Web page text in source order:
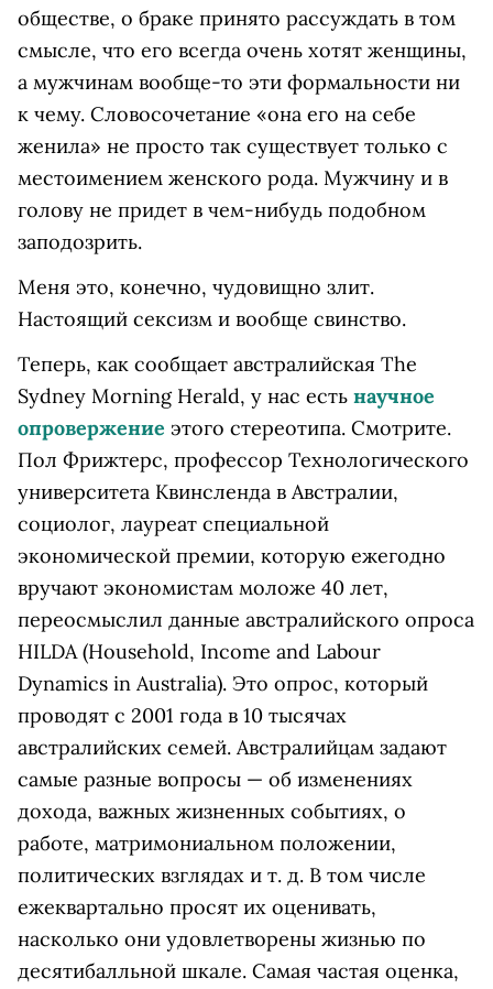
обществе, о браке принято рассуждать в том
смысле, что его всегда очень хотят женщины,
а мужчинам вообще-то эти формальности ни
к чему. Словосочетание «она его на себе
женила» не просто так существует только с
местоимением женского рода. Мужчину и в
голову не придет в чем-нибудь подобном
заподозрить.
Меня это, конечно, чудовищно злит.
Настоящий сексизм и вообще свинство.
Теперь, как сообщает австралийская The
Sydney Morning Herald, у нас есть научное
опровержение этого стереотипа. Смотрите.
Пол Фрижтерс, профессор Технологического
университета Квинсленда в Австралии,
социолог, лауреат специальной
экономической премии, которую ежегодно
вручают экономистам моложе 40 лет,
переосмыслил данные австралийского опроса
HILDA (Household, Income and Labour
Dynamics in Australia). Это опрос, который
проводят с 2001 года в 10 тысячах
австралийских семей. Австралийцам задают
самые разные вопросы — об изменениях
дохода, важных жизненных событиях, о
работе, матримониальном положении,
политических взглядах и т. д. В том числе
ежеквартально просят их оценивать,
насколько они удовлетворены жизнью по
десятибалльной шкале. Самая частая оценка,